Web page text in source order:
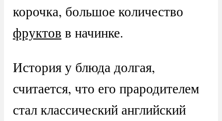
корочка, большое количество
фруктов в начинке.
История у блюда долгая,
считается, что его прародителем
стал классический английский